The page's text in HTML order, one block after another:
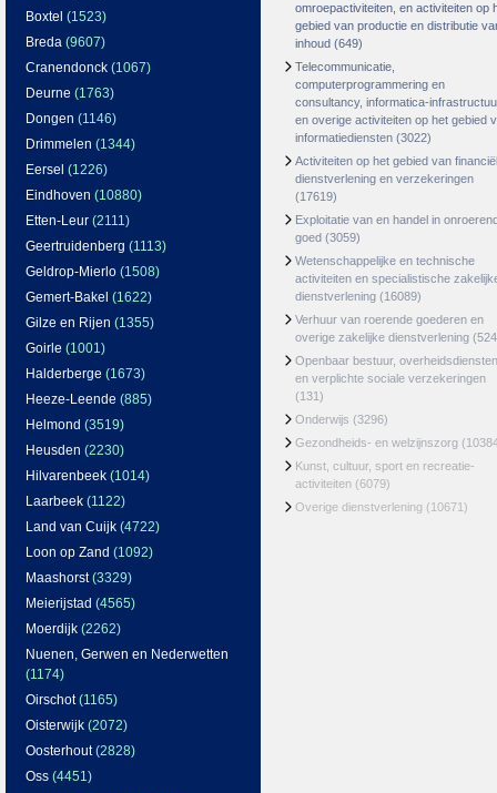
Boxtel (1523)
Breda (9607)
Cranendonck (1067)
Deurne (1763)
Dongen (1146)
Drimmelen (1344)
Eersel (1226)
Eindhoven (10880)
Etten-Leur (2111)
Geertruidenberg (1113)
Geldrop-Mierlo (1508)
Gemert-Bakel (1622)
Gilze en Rijen (1355)
Goirle (1001)
Halderberge (1673)
Heeze-Leende (885)
Helmond (3519)
Heusden (2230)
Hilvarenbeek (1014)
Laarbeek (1122)
Land van Cuijk (4722)
Loon op Zand (1092)
Maashorst(3329)
Meierijstad (4565)
Moerdijk (2262)
Nuenen, Gerwen en Nederwetten
(1174)
Oirschot(1165)
Oisterwijk (2072)
Oosterhout(2828)
Oss (4451)
omroepactiviteiten, en activiteiten op
gebied van productie en distributie
inhoud (649)
Telecommunicatie,
computerprogrammering en
consultancy, informatica-
en overige activiteiten op het gebied
informatiediensten (3022)
Activiteiten op het gebied van
dienstverlening en verzekeringen
(17619)
Exploitatie van en handel in
goed (3059)
Wetenschappelijke en technische
activiteiten en specialistische
dienstverlening (16089)
Verhuur van roerende goederen en
overige zakelijke dienstverlening
Openbaar bestuur, overheidsdiensten
en verplichte sociale verzekeringen
(131)
Onderwijs (3296)
Gezondheids- en welzijnszorg
Kunst, cultuur, sport en recreatie-
activiteiten (6079)
Overige dienstverlening (10671)